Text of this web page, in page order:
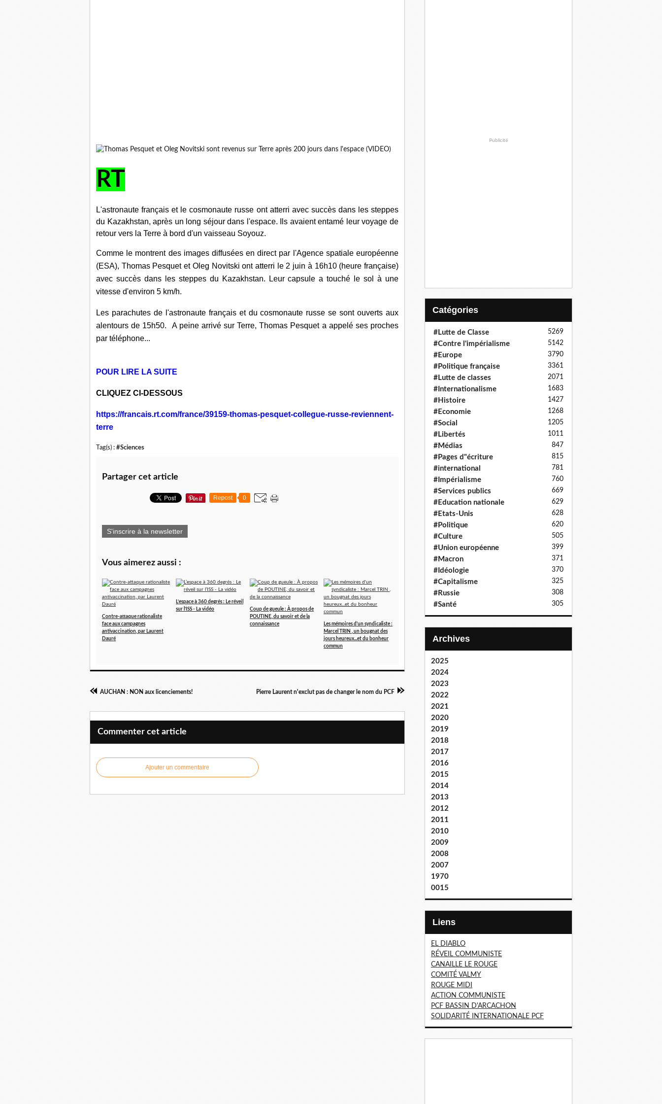
RT
L'astronaute français et le cosmonaute russe ont atterri avec succès dans les steppes
du Kazakhstan, après un long séjour dans l'espace. Ils avaient entamé leur voyage de
retour vers la Terre à bord d'un vaisseau Soyouz.
Comme le montrent des images diffusées en direct par l'Agence spatiale européenne
(ESA), Thomas Pesquet et Oleg Novitski ont atterri le 2 juin à 16h10 (heure française)
avec succès dans les steppes du Kazakhstan. Leur capsule a touché le sol à une
vitesse d'environ 5 km/h.
Les parachutes de l'astronaute français et du cosmonaute russe se sont ouverts aux
alentours de 15h50. A peine arrivé sur Terre, Thomas Pesquet a appelé ses proches
par téléphone...
POUR LIRE LA SUITE
CLIQUEZ CI-DESSOUS
https://francais.rt.com/france/39159-thomas-pesquet-collegue-russe-reviennent-
terre
Tag(s) : #Sciences
Partager cet article
Repost 0
S'inscrire à la newsletter
Vous aimerez aussi :
Contre-attaque rationaliste
face aux campagnes
antivaccination, par Laurent
Dauré
L’espace à 360 degrés : Le réveil
sur l’ISS - La vidéo
Coup de gueule : À propos de
POUTINE, du savoir et de la
connaissance
Les mémoires d'un syndicaliste :
Marcel TRIN , un bougnat des
jours heureux...et du bonheur
commun
AUCHAN : NON aux licenciements! Pierre Laurent n'exclut pas de changer le nom du PCF
Commenter cet article
Ajouter un commentaire
Publicité
Catégories
#Lutte de Classe 5269
#Contre l'impérialisme 5142
#Europe 3790
#Politique française 3361
#Lutte de classes 2071
#Internationalisme 1683
#Histoire 1427
#Economie 1268
#Social 1205
#Libertés 1011
#Médias 847
#Pages d"écriture 815
#international 781
#Impérialisme 760
#Services publics 669
#Education nationale 629
#Etats-Unis 628
#Politique 620
#Culture 505
#Union européenne 399
#Macron 371
#Idéologie 370
#Capitalisme 325
#Russie 308
#Santé 305
Archives
2025
2024
2023
2022
2021
2020
2019
2018
2017
2016
2015
2014
2013
2012
2011
2010
2009
2008
2007
1970
0015
Liens
EL DIABLO
RÉVEIL COMMUNISTE
CANAILLE LE ROUGE
COMITÉ VALMY
ROUGE MIDI
ACTION COMMUNISTE
PCF BASSIN D'ARCACHON
SOLIDARITÉ INTERNATIONALE PCF